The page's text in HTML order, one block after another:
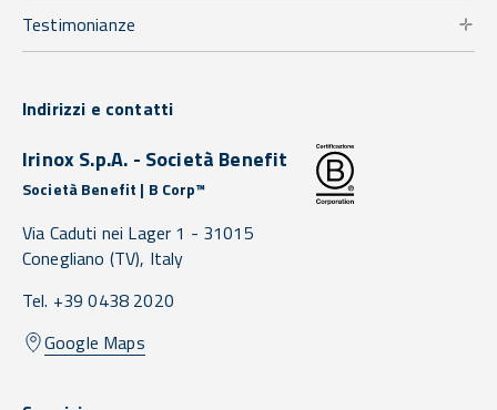
Testimonianze
Indirizzi e contatti
Irinox S.p.A. - Società Benefit
Società Benefit | B Corp™
Via Caduti nei Lager 1 - 31015
Conegliano (TV), Italy
Tel. +39 0438 2020
Google Maps